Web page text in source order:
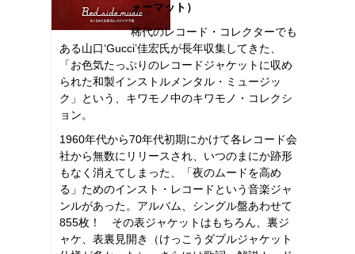
ォーマット）
稀代のレコード・コレクターでも
ある山口‘Gucci’佳宏氏が長年収集してきた、
「お色気たっぷりのレコードジャケットに収め
られた和製インストルメンタル・ミュージッ
ク」という、キワモノ中のキワモノ・コレクシ
ョン。
1960年代から70年代初期にかけて各レコード会
社から無数にリリースされ、いつのまにか跡形
もなく消えてしまった、「夜のムードを高め
る」ためのインスト・レコードという音楽ジャ
ンルがあった。アルバム、シングル盤あわせて
855枚！ その表ジャケットはもちろん、裏ジ
ャケ、表裏見開き（けっこうダブルジャケット